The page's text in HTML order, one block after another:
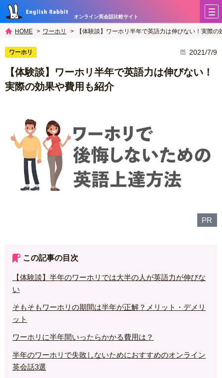
オンライン英会話比較サイト
HOME ワーホリ 【体験談】ワーホリ半年で英語力は伸びない！実際の
ワーホリ 2021/7/9
【体験談】ワーホリ半年で英語力は伸びない！
実際の効果や費用も紹介
PR
この記事の目次
【体験談】半年のワーホリでは大半の人が英語力が伸びな
い
そもそもワーホリの期間は半年が正解？メリット・デメリ
ット
ワーホリに半年間いったらかかる費用は？
半年のワーホリで失敗しないためにおすすめのオンライン
英会話3選